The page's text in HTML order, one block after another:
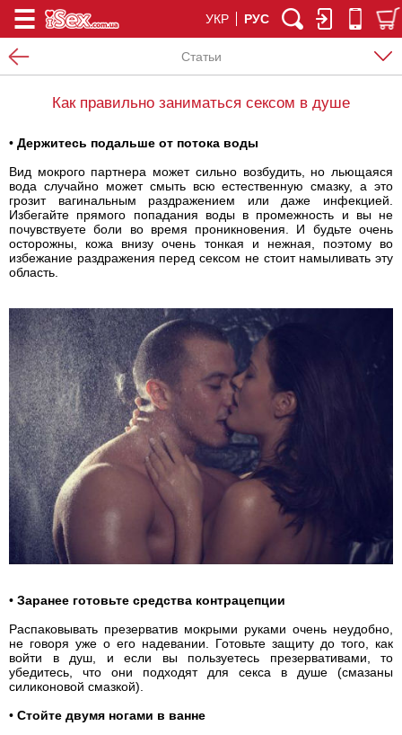
УКР РУС
Статьи
Как правильно заниматься сексом в душе
• Держитесь подальше от потока воды
Вид мокрого партнера может сильно возбудить, но льющаяся
вода случайно может смыть всю естественную смазку, а это
грозит вагинальным раздражением или даже инфекцией.
Избегайте прямого попадания воды в промежность и вы не
почувствуете боли во время проникновения. И будьте очень
осторожны, кожа внизу очень тонкая и нежная, поэтому во
избежание раздражения перед сексом не стоит намыливать эту
область.
• Заранее готовьте средства контрацепции
Распаковывать презерватив мокрыми руками очень неудобно,
не говоря уже о его надевании. Готовьте защиту до того, как
войти в душ, и если вы пользуетесь презервативами, то
убедитесь, что они подходят для секса в душе (смазаны
силиконовой смазкой).
• Стойте двумя ногами в ванне